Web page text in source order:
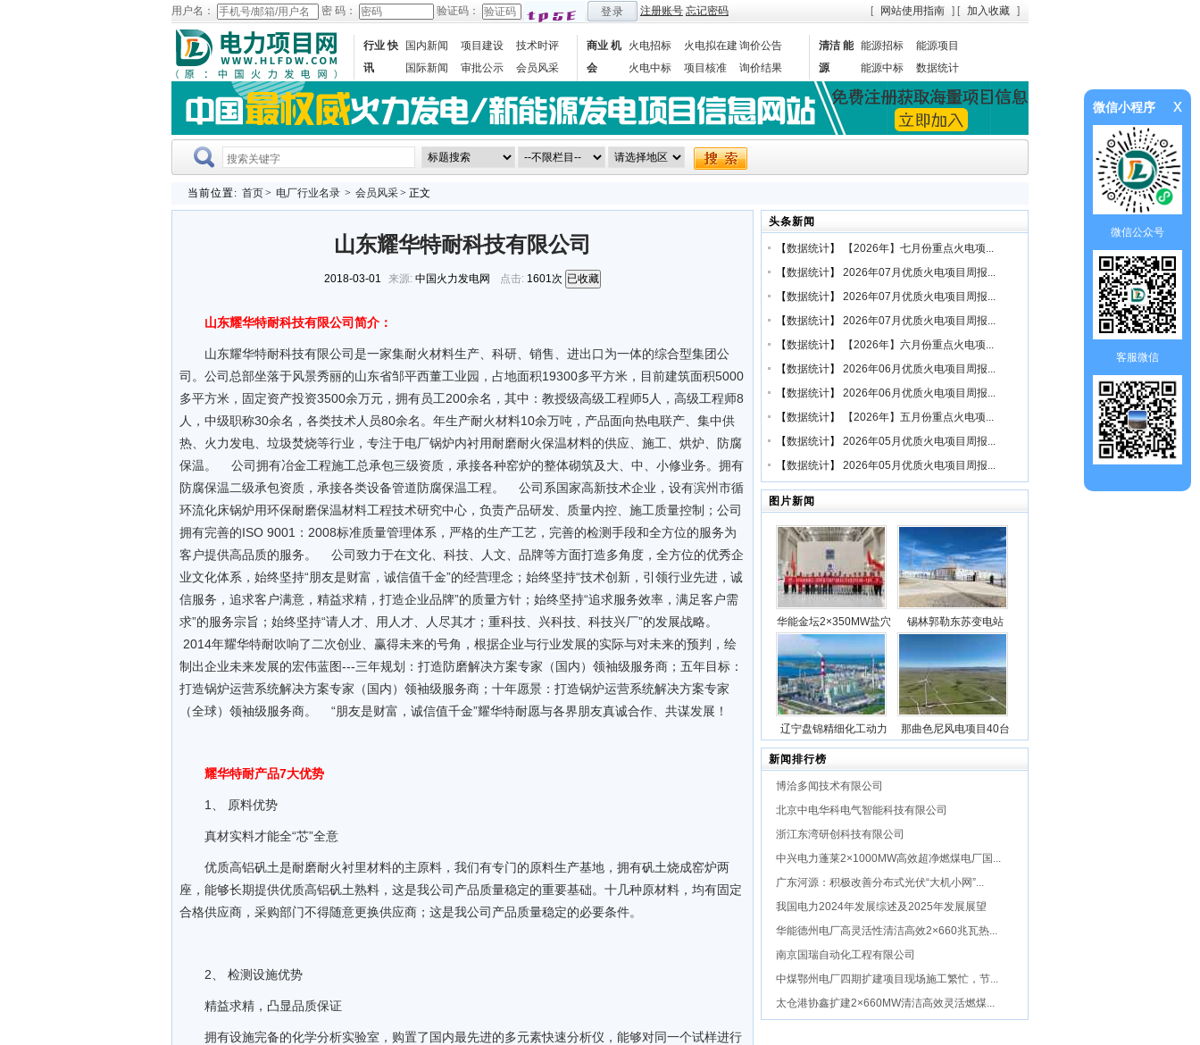
用户名： 密 码： 验证码： 登录 注册账号 忘记密码 [ 网站使用指南 ] [ 加入收藏 ]
行业 快
讯
国内新闻 项目建设
技术时评
国际新闻
审批公示 会员风采
商业 机
会
火电招标 火电拟在建询价公告
火电中标
项目核准
询价结果
清洁 能
源
能源招标
能源项目
能源中标
数据统计
当前位置: 首页> 电厂行业名录 > 会员风采> 正文
山东耀华特耐科技有限公司
2018-03-01 来源: 中国火力发电网 点击: 1601次 已收藏
山东耀华特耐科技有限公司简介：
山东耀华特耐科技有限公司是一家集耐火材料生产、科研、销售、进出口为一体的综合型集团公
司。公司总部坐落于风景秀丽的山东省邹平西董工业园，占地面积19300多平方米，目前建筑面积5000
多平方米，固定资产投资3500余万元，拥有员工200余名，其中：教授级高级工程师5人，高级工程师8
人，中级职称30余名，各类技术人员80余名。年生产耐火材料10余万吨，产品面向热电联产、集中供
热、火力发电、垃圾焚烧等行业，专注于电厂锅炉内衬用耐磨耐火保温材料的供应、施工、烘炉、防腐
保温。 公司拥有冶金工程施工总承包三级资质，承接各种窑炉的整体砌筑及大、中、小修业务。拥有
防腐保温二级承包资质，承接各类设备管道防腐保温工程。 公司系国家高新技术企业，设有滨州市循
环流化床锅炉用环保耐磨保温材料工程技术研究中心，负责产品研发、质量内控、施工质量控制；公司
拥有完善的ISO 9001：2008标准质量管理体系，严格的生产工艺，完善的检测手段和全方位的服务为
客户提供高品质的服务。 公司致力于在文化、科技、人文、品牌等方面打造多角度，全方位的优秀企
业文化体系，始终坚持“朋友是财富，诚信值千金”的经营理念；始终坚持“技术创新，引领行业先进，诚
信服务，追求客户满意，精益求精，打造企业品牌”的质量方针；始终坚持“追求服务效率，满足客户需
求”的服务宗旨；始终坚持“请人才、用人才、人尽其才；重科技、兴科技、科技兴厂”的发展战略。
2014年耀华特耐吹响了二次创业、赢得未来的号角，根据企业与行业发展的实际与对未来的预判，绘
制出企业未来发展的宏伟蓝图---三年规划：打造防磨解决方案专家（国内）领袖级服务商；五年目标：
打造锅炉运营系统解决方案专家（国内）领袖级服务商；十年愿景：打造锅炉运营系统解决方案专家
（全球）领袖级服务商。 “朋友是财富，诚信值千金”耀华特耐愿与各界朋友真诚合作、共谋发展！
耀华特耐产品7大优势
1、 原料优势
真材实料才能全“芯”全意
优质高铝矾土是耐磨耐火衬里材料的主原料，我们有专门的原料生产基地，拥有矾土烧成窑炉两
座，能够长期提供优质高铝矾土熟料，这是我公司产品质量稳定的重要基础。十几种原材料，均有固定
合格供应商，采购部门不得随意更换供应商；这是我公司产品质量稳定的必要条件。
2、 检测设施优势
精益求精，凸显品质保证
拥有设施完备的化学分析实验室，购置了国内最先进的多元素快速分析仪，能够对同一个试样进行
头条新闻
【数据统计】
【2026年】七月份重点火电项...
【数据统计】 2026年07月优质火电项目周报...
【数据统计】 2026年07月优质火电项目周报...
【数据统计】 2026年07月优质火电项目周报...
【数据统计】
【2026年】六月份重点火电项...
【数据统计】 2026年06月优质火电项目周报...
【数据统计】 2026年06月优质火电项目周报...
【数据统计】
【2026年】五月份重点火电项...
【数据统计】 2026年05月优质火电项目周报...
【数据统计】 2026年05月优质火电项目周报...
图片新闻
华能金坛2×350MW盐穴
压缩空气储能发电项目2
号机组透平机冲转一次
成功
锡林郭勒东苏变电站
动100万千瓦/400万千瓦
时电源侧储能电站成功
并网
辽宁盘锦精细化工动力
站项目5台锅炉全部点火
成功
那曲色尼风电项目40台
新闻排行榜
博洽多闻技术有限公司
北京中电华科电气智能科技有限公司
浙江东湾研创科技有限公司
中兴电力蓬莱2×1000MW高效超净燃煤电厂国...
广东河源：积极改善分布式光伏“大机小网”...
我国电力2024年发展综述及2025年发展展望
华能德州电厂高灵活性清洁高效2×660兆瓦热...
南京国瑞自动化工程有限公司
中煤鄂州电厂四期扩建项目现场施工繁忙，节...
太仓港协鑫扩建2×660MW清洁高效灵活燃煤...
微信小程序 x
微信公众号
客服微信